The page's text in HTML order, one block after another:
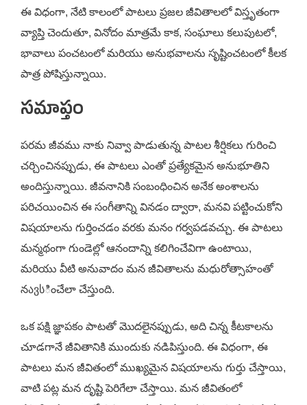
ఈ విధంగా, నేటి కాలంలో పాటలు ప్రజల జీవితాలలో విస్తృతంగా
వ్యాప్తి చెందుతూ, వినోదం మాత్రమే కాక, సంఘాలు కలుపుటలో,
భావాలు పంచటంలో మరియు అనుభవాలను సృష్టించటంలో కీలక
పాత్ర పోషిస్తున్నాయి.
సమాప్తం
పరమ జీవము నాకు నివ్వా పాడుతున్న పాటల శీర్షికలు గురించి
చర్చించినప్పుడు, ఈ పాటలు ఎంతో ప్రత్యేకమైన అనుభూతిని
అందిస్తున్నాయి. జీవనానికి సంబంధించిన అనేక అంశాలను
పరిచయించిన ఈ సంగీతాన్ని వినడం ద్వారా, మనవి పట్టించుకోని
విషయాలను గుర్తించడం వరకు మనం గర్వపడవచ్చు. ఈ పాటలు
మన్మథంగా గుండెల్లో ఆనందాన్ని కలిగించేవిగా ఉంటాయి,
మరియు వీటి అనువాదం మన జీవితాలను మధురోత్సాహంతో
నავსించేలా చేస్తుంది.
ఒక పక్షి జ్ఞాపకం పాటతో మొదలైనప్పుడు, అది చిన్న కీటకాలను
చూడగానే జీవితానికి ముందుకు నడిపిస్తుంది. ఈ విధంగా, ఈ
పాటలు మన జీవితంలో ముఖ్యమైన విషయాలను గుర్తు చేస్తాయి,
వాటి పట్ల మన దృష్టి పెరిగేలా చేస్తాయి. మన జీవితంలో